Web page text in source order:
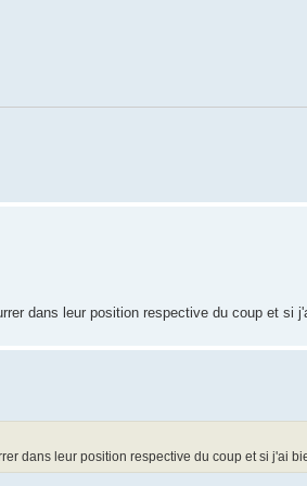
dans leur position respective du coup et si
dans leur position respective du coup et si j'ai